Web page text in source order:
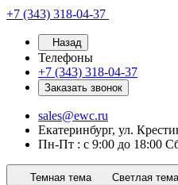
+7 (343) 318-04-37
Назад
Телефоны
+7 (343) 318-04-37
Заказать звонок
sales@ewc.ru
Екатеринбург, ул.
Пн-Пт : с 9:00 до 18:00
Темная тема Светлая тема